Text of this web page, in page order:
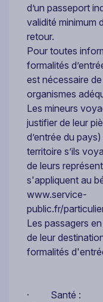
d’un passeport
validité minimum
retour.
Pour toutes
formalités
est nécessaire
organismes
Les mineurs
justifier de leur
d’entrée du
territoire s’ils
de leurs
s'appliquent au
www.service-
public.fr/
Les passagers
de leur
formalités
· Santé :